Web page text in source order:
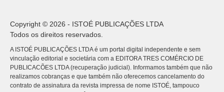
Copyright © 2026 - ISTOÉ PUBLICAÇÕES LTDA
Todos os direitos reservados.
A ISTOÉ PUBLICAÇÕES LTDA é um portal digital independente e sem
vinculação editorial e societária com a EDITORA TRES COMÉRCIO DE
PUBLICACÕES LTDA (recuperação judicial). Informamos também que não
realizamos cobranças e que também não oferecemos cancelamento do
contrato de assinatura da revista impressa de nome ISTOÉ, tampouco